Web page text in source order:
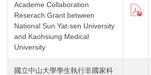
Academe Collaboration
Reserach Grant between
National Sun Yat-sen University
and Kaohsiung Medical
University
國立中山大學學生執行非國家科